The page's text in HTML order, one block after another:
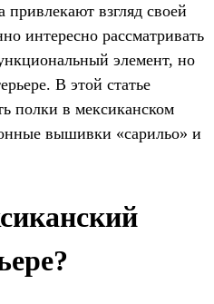
привлекают взгляд своей
интересно рассматривать
элемент, но
В этой статье
полки в мексиканском
вышивки «сарильо» и